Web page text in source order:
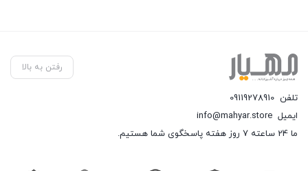
رفتن به بالا
تلفن 09119278910
ایمیل info@mahyar.store
ما 24 ساعته 7 روز هفته پاسخگوی شما هستیم.